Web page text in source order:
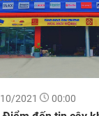
2021 00:00